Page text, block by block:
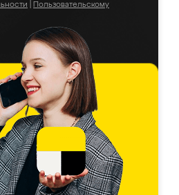
Пользовательскому